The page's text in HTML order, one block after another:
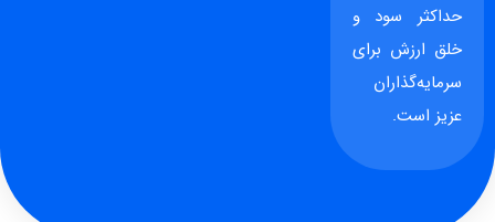
حداکثر سود و
خلق ارزش برای
سرمایه‌گذاران
عزیز است.